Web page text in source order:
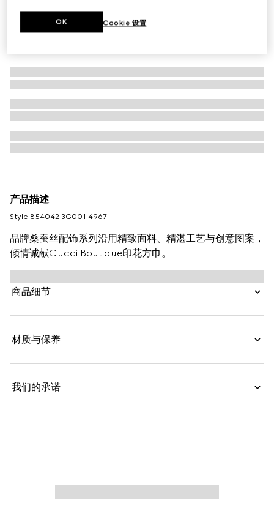
产品描述
Style ‎854042 3G001 4967
品牌桑蚕丝配饰系列沿用精致面料、精湛工艺与创意图案，
倾情诚献Gucci Boutique印花方巾。
商品细节
材质与保养
我们的承诺
Cookie 设置
OK